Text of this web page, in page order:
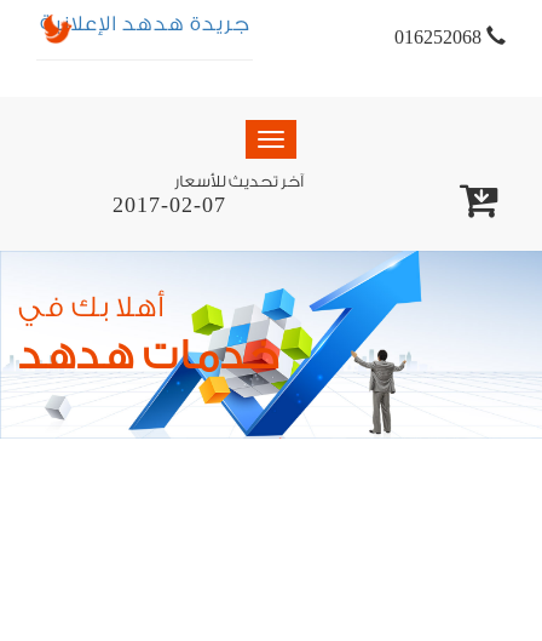
جريدة هدهد الإعلانية
016252068
آخر تحديث للأسعار
2017-02-07
أهلا بك في
خدمات هدهد